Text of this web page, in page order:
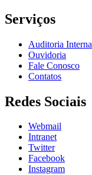
Serviços
Auditoria Interna
Ouvidoria
Fale Conosco
Contatos
Redes Sociais
Webmail
Intranet
Twitter
Facebook
Instagram